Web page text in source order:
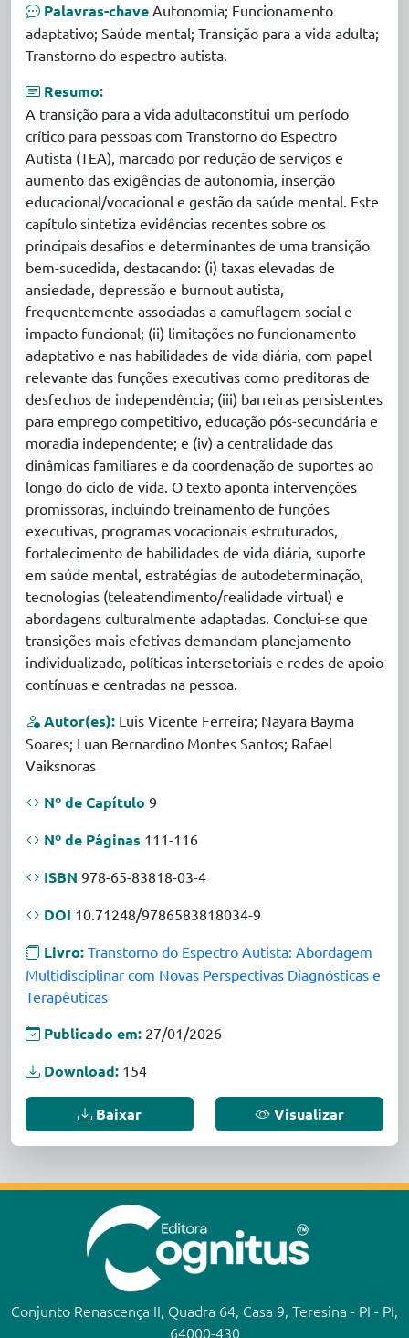
Palavras-chave Autonomia; Funcionamento
adaptativo; Saúde mental; Transição para a vida adulta;
Transtorno do espectro autista.
Resumo:
A transição para a vida adultaconstitui um período
crítico para pessoas com Transtorno do Espectro
Autista (TEA), marcado por redução de serviços e
aumento das exigências de autonomia, inserção
educacional/vocacional e gestão da saúde mental. Este
capítulo sintetiza evidências recentes sobre os
principais desafios e determinantes de uma transição
bem-sucedida, destacando: (i) taxas elevadas de
ansiedade, depressão e burnout autista,
frequentemente associadas a camuflagem social e
impacto funcional; (ii) limitações no funcionamento
adaptativo e nas habilidades de vida diária, com papel
relevante das funções executivas como preditoras de
desfechos de independência; (iii) barreiras persistentes
para emprego competitivo, educação pós-secundária e
moradia independente; e (iv) a centralidade das
dinâmicas familiares e da coordenação de suportes ao
longo do ciclo de vida. O texto aponta intervenções
promissoras, incluindo treinamento de funções
executivas, programas vocacionais estruturados,
fortalecimento de habilidades de vida diária, suporte
em saúde mental, estratégias de autodeterminação,
tecnologias (teleatendimento/realidade virtual) e
abordagens culturalmente adaptadas. Conclui-se que
transições mais efetivas demandam planejamento
individualizado, políticas intersetoriais e redes de apoio
contínuas e centradas na pessoa.
Autor(es): Luis Vicente Ferreira; Nayara Bayma
Soares; Luan Bernardino Montes Santos; Rafael
Vaiksnoras
Nº de Capítulo 9
Nº de Páginas 111-116
ISBN 978-65-83818-03-4
DOI 10.71248/9786583818034-9
Livro: Transtorno do Espectro Autista: Abordagem
Multidisciplinar com Novas Perspectivas Diagnósticas e
Terapêuticas
Publicado em: 27/01/2026
Download: 154
Baixar Visualizar
Conjunto Renascença II, Quadra 64, Casa 9, Teresina - PI - PI,
64000-430